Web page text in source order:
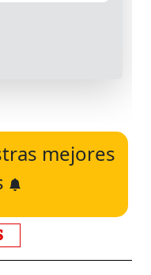
mejores